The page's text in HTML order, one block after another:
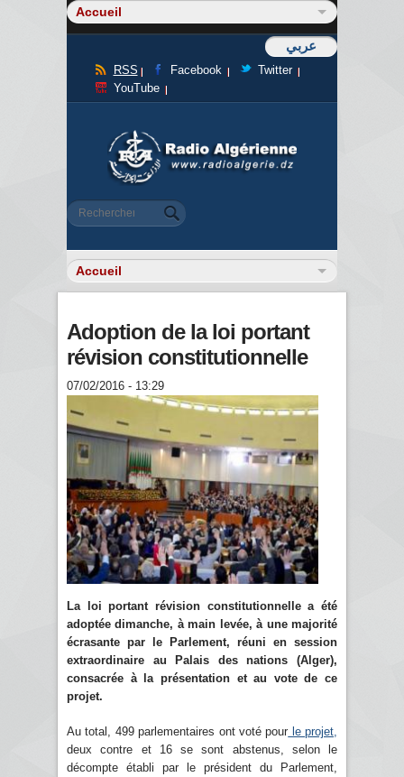
عربي
RSS Facebook
Twitter
YouTube
Formulaire de recherche
Rechercher
Adoption de la loi portant
révision constitutionnelle
07/02/2016 - 13:29
La loi portant révision constitutionnelle a été
adoptée dimanche, à main levée, à une majorité
écrasante par le Parlement, réuni en session
extraordinaire au Palais des nations (Alger),
consacrée à la présentation et au vote de ce
projet.
Au total, 499 parlementaires ont voté pour le projet,
deux contre et 16 se sont abstenus, selon le
décompte établi par le président du Parlement,